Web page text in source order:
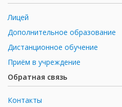
Лицей
Дополнительное образование
Дистанционное обучение
Приём в учреждение
Обратная связь
Контакты